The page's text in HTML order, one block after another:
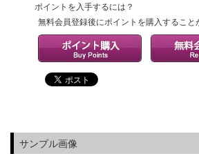
ポイントを入手するには？
無料会員登録後にポイントを購入すること
サンプル画像